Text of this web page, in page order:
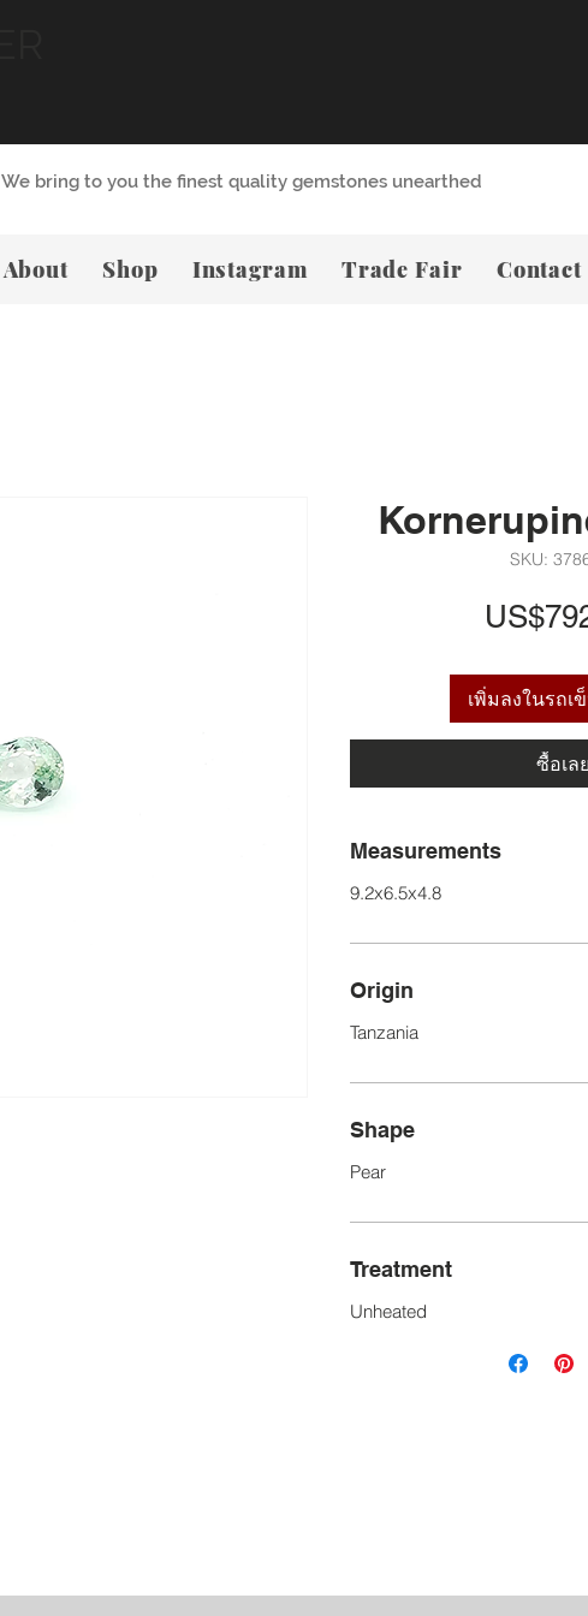
SKU:
เพิ่มลงในรถเ
ซื้อเลย
Measurements
9.2x6.5x4.8
Origin
Tanzania
Shape
Pear
Treatment
Unheated
We bring to you the finest quality gemstones unearthed
About Shop Instagram Trade Fair Contact